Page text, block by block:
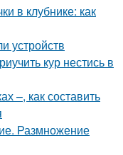
в клубнике: как
устройств
кур нестись в
–, как составить
Размножение